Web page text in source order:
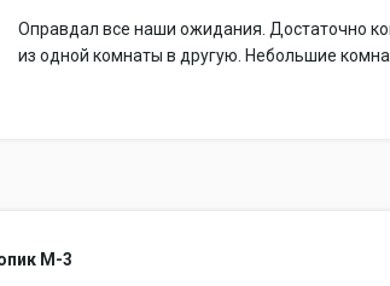
Оправдал все наши ожидания. Достаточно
из одной комнаты в другую. Небольшие
М-3